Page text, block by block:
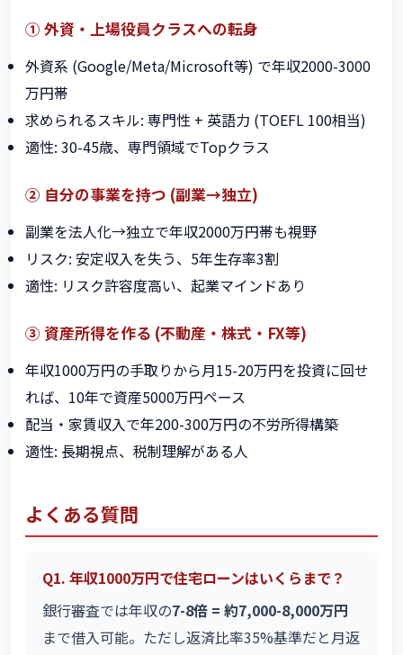
① 外資・上場役員クラスへの転身
外資系 (Google/Meta/Microsoft等) で年収2000-3000
万円帯
求められるスキル: 専門性 + 英語力 (TOEFL 100相当)
適性: 30-45歳、専門領域でTopクラス
② 自分の事業を持つ (副業→独立)
副業を法人化→独立で年収2000万円帯も視野
リスク: 安定収入を失う、5年生存率3割
適性: リスク許容度高い、起業マインドあり
③ 資産所得を作る (不動産・株式・FX等)
年収1000万円の手取りから月15-20万円を投資に回せ
れば、10年で資産5000万円ペース
配当・家賃収入で年200-300万円の不労所得構築
適性: 長期視点、税制理解がある人
よくある質問
Q1. 年収1000万円で住宅ローンはいくらまで？
銀行審査では年収の7-8倍 = 約7,000-8,000万円
まで借入可能。ただし返済比率35%基準だと月返